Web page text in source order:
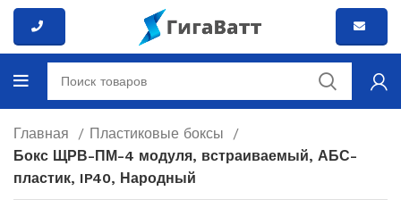
Главная
Пластиковые боксы
Бокс ЩРВ-ПМ-4 модуля, встраиваемый, АБС-
пластик, IP40, Народный